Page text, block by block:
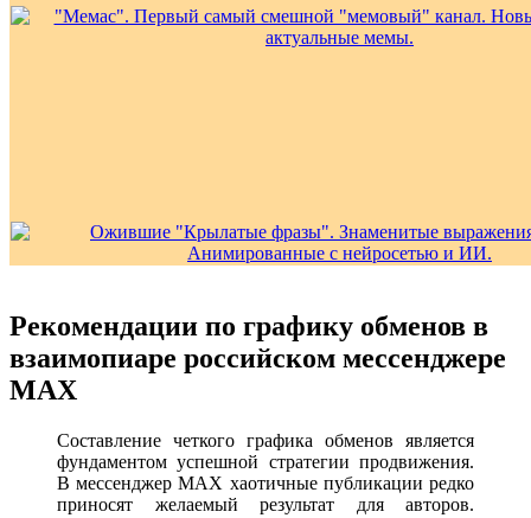
Рекомендации по графику обменов в
взаимопиаре российском мессенджере
MAX
Составление четкого графика обменов является
фундаментом успешной стратегии продвижения.
В мессенджер MAX хаотичные публикации редко
приносят желаемый результат для авторов.